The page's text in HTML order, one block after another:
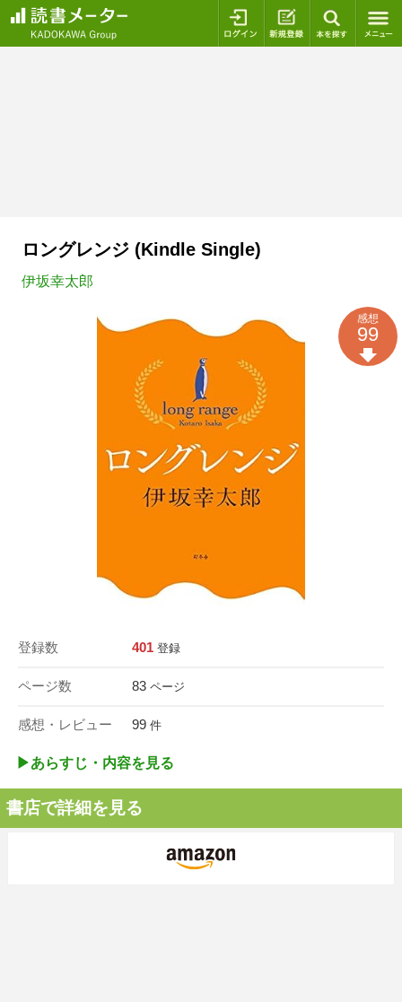
ログイン 新規登録
ロングレンジ (Kindle Single)
伊坂幸太郎
登録数 401 登録
ページ数 83 ページ
感想・レビュー 99 件
感想
99
▶︎あらすじ・内容を見る
書店で詳細を見る